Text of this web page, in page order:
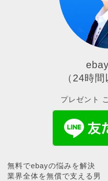
（24時
プレゼント
無料でebayの悩みを解決
業界全体を無償で支える男